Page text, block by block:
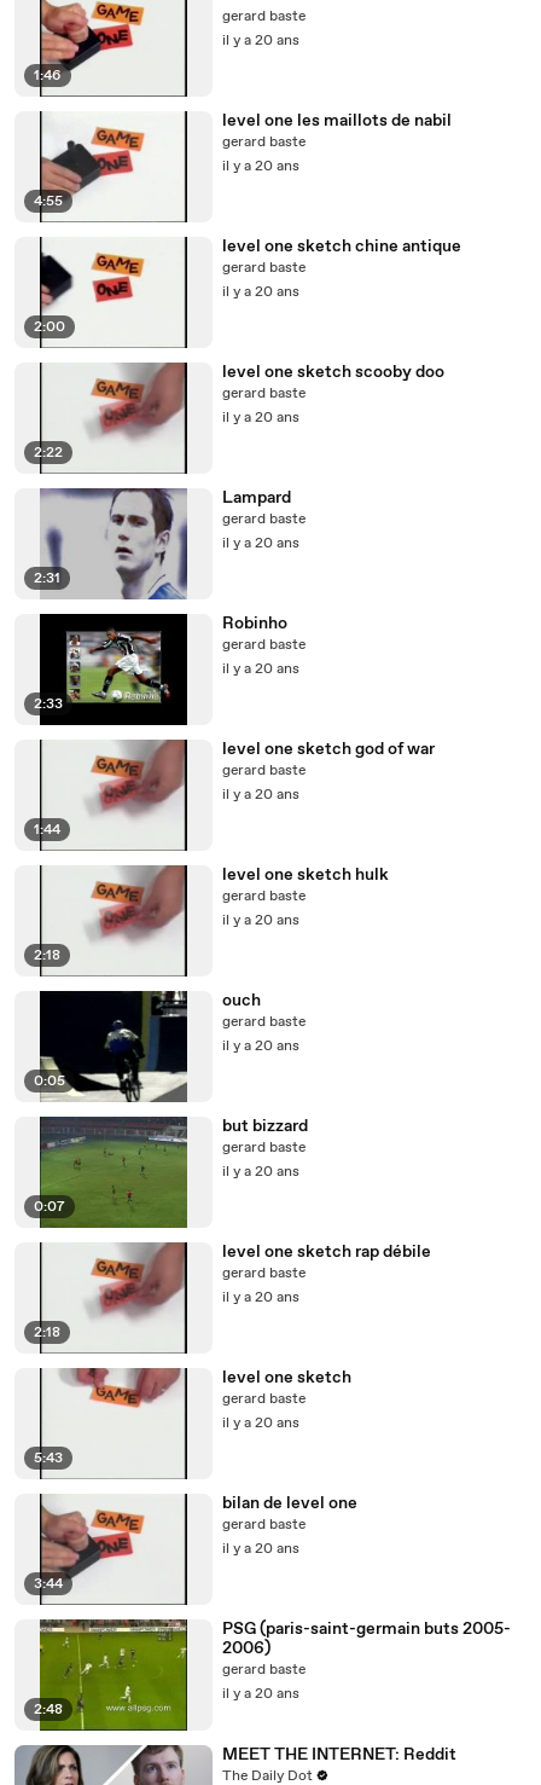
1:46
gerard baste
il y a 20 ans
4:55
level one les maillots de nabil
gerard baste
il y a 20 ans
2:00
level one sketch chine antique
gerard baste
il y a 20 ans
2:22
level one sketch scooby doo
gerard baste
il y a 20 ans
2:31
Lampard
gerard baste
il y a 20 ans
2:33
Robinho
gerard baste
il y a 20 ans
1:44
level one sketch god of war
gerard baste
il y a 20 ans
2:18
level one sketch hulk
gerard baste
il y a 20 ans
0:05
ouch
gerard baste
il y a 20 ans
0:07
but bizzard
gerard baste
il y a 20 ans
2:18
level one sketch rap débile
gerard baste
il y a 20 ans
5:43
level one sketch
gerard baste
il y a 20 ans
3:44
bilan de level one
gerard baste
il y a 20 ans
2:48
PSG (paris-saint-germain buts 2005-
2006)
gerard baste
il y a 20 ans
MEET THE INTERNET: Reddit
The Daily Dot